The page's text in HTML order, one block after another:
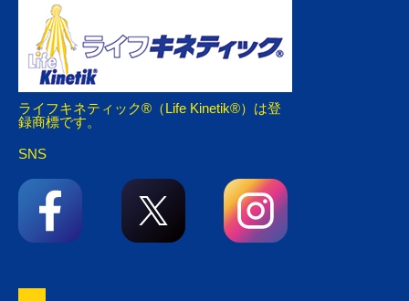
ライフキネティック®（Life Kinetik®）は登
録商標です。
SNS